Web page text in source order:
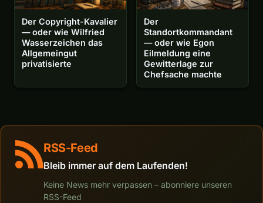
Der Copyright-Kavalier
— oder wie Wilfried
Wasserzeichen das
Allgemeingut
privatisierte
Der
Standortkommandant
— oder wie Egon
Eilmeldung eine
Gewitterlage zur
Chefsache machte
RSS-Feed
Bleib immer auf dem Laufenden!
Keine News mehr verpassen – abonniere unseren
RSS-Feed